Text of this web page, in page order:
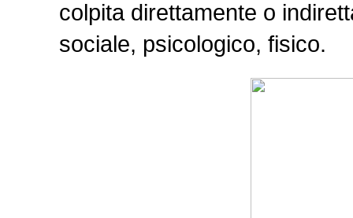
colpita direttamente o
sociale, psicologico, fisico.